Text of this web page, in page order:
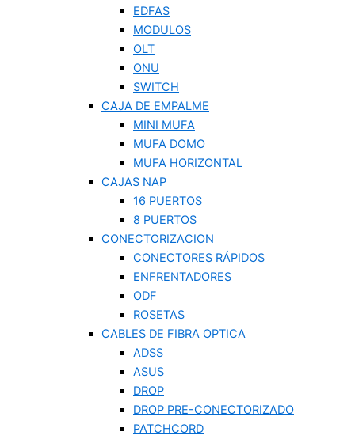
EDFAS
MODULOS
OLT
ONU
SWITCH
CAJA DE EMPALME
MINI MUFA
MUFA DOMO
MUFA HORIZONTAL
CAJAS NAP
16 PUERTOS
8 PUERTOS
CONECTORIZACION
CONECTORES RÁPIDOS
ENFRENTADORES
ODF
ROSETAS
CABLES DE FIBRA OPTICA
ADSS
ASUS
DROP
DROP PRE-CONECTORIZADO
PATCHCORD